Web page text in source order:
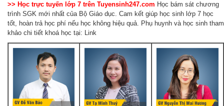
>> Học trực tuyến lớp 7 trên Tuyensinh247.com Học bám sát chương
trình SGK mới nhất của Bộ Giáo dục. Cam kết giúp học sinh lớp 7 học
tốt, hoàn trả học phí nếu học không hiệu quả. Phụ huynh và học sinh tham
khảo chi tiết khoá học tại: Link